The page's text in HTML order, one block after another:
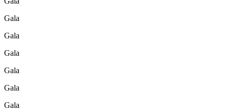
Gala
Gala
Gala
Gala
Gala
Gala